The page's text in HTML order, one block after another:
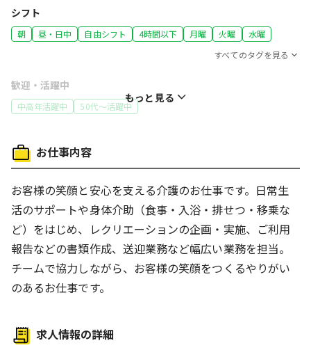
シフト
朝 昼・日中 自由シフト 4時間以下 月曜 火曜
水曜
すべてのタグを見る
歓迎・活躍中
中高年活躍中 50代～活躍中
社員登用あり
働き方
友達と応募OK 制服あり 車通勤OK バイク通勤OK
給与
交通費支給
待遇・福利厚生
もっと見る
お仕事内容
お客様の笑顔と安心を支える介護のお仕事です。日常生
活のサポートや身体介助（食事・入浴・排せつ・移乗な
ど）をはじめ、レクリエーションの企画・実施、ご利用
報告などの書類作成、送迎業務など幅広い業務を担当。
チームで協力しながら、お客様の笑顔をつくるやりがい
のあるお仕事です。
求人情報の詳細